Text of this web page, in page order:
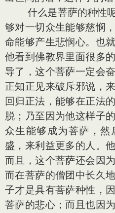
什么是菩萨的种性呢
够对一切众生能够慈悯
命能够产生悲悯心。也
他看到佛教界里面很多
导了，这个菩萨一定会
正知正见来破斥邪说，
回归正法，能够在正法
脱；乃至因为他这样子
众生能够成为菩萨，
盛，来利益更多的人。
而且，这个菩萨还会因
而在菩萨的僧团中长久
子才是具有菩萨种性，
菩萨的悲心；而且也因